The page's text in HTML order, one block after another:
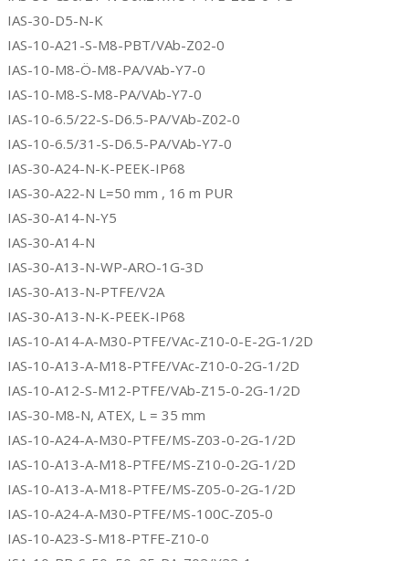
IAS-30-D5-N-K
IAS-10-A21-S-M8-PBT/VAb-Z02-0
IAS-10-M8-Ö-M8-PA/VAb-Y7-0
IAS-10-M8-S-M8-PA/VAb-Y7-0
IAS-10-6.5/22-S-D6.5-PA/VAb-Z02-0
IAS-10-6.5/31-S-D6.5-PA/VAb-Y7-0
IAS-30-A24-N-K-PEEK-IP68
IAS-30-A22-N L=50 mm , 16 m PUR
IAS-30-A14-N-Y5
IAS-30-A14-N
IAS-30-A13-N-WP-ARO-1G-3D
IAS-30-A13-N-PTFE/V2A
IAS-30-A13-N-K-PEEK-IP68
IAS-10-A14-A-M30-PTFE/VAc-Z10-0-E-2G-1/2D
IAS-10-A13-A-M18-PTFE/VAc-Z10-0-2G-1/2D
IAS-10-A12-S-M12-PTFE/VAb-Z15-0-2G-1/2D
IAS-30-M8-N, ATEX, L = 35 mm
IAS-10-A24-A-M30-PTFE/MS-Z03-0-2G-1/2D
IAS-10-A13-A-M18-PTFE/MS-Z10-0-2G-1/2D
IAS-10-A13-A-M18-PTFE/MS-Z05-0-2G-1/2D
IAS-10-A24-A-M30-PTFE/MS-100C-Z05-0
IAS-10-A23-S-M18-PTFE-Z10-0